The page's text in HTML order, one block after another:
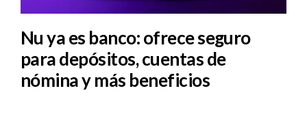
Nu ya es banco: ofrece seguro
para depósitos, cuentas de
nómina y más beneficios